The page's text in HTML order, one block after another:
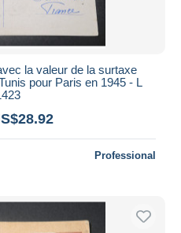
la valeur de la surtaxe
pour Paris en 1945 - L
Professional